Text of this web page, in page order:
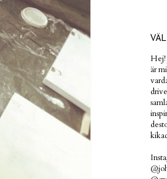
Hej!
är